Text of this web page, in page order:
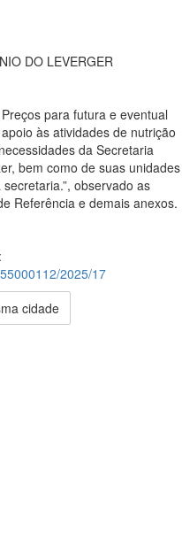
DO LEVERGER
para futura e eventual
às atividades de nutrição
da Secretaria
bem como de suas unidades
observado as
Referência e demais anexos.
2025/17
cidade